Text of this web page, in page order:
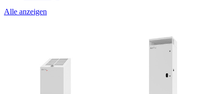
Alle anzeigen